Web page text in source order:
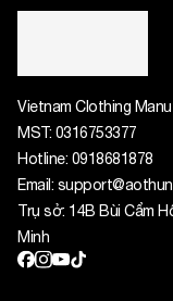
Vietnam Clothing
MST: 0316753377
Hotline: 0918681878
Email:
Trụ sở: 14B Bùi Cẩm
Minh